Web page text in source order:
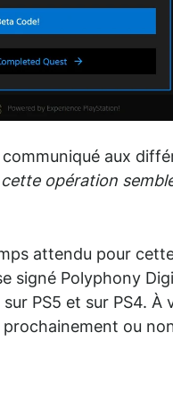
aux
cette opération
attendu pour
signé Polyphony
PS5 et sur PS4.
ou